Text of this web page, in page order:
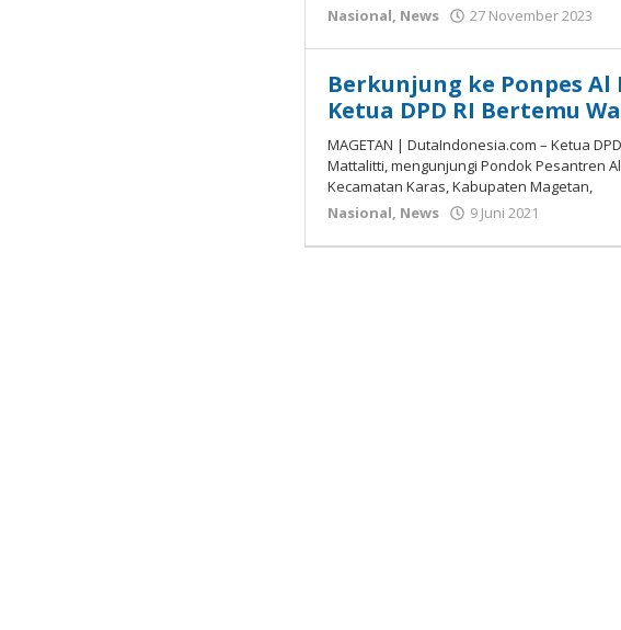
Nasional, News 27 November 2023
Berkunjung ke Ponpes
Ketua DPD RI Bertemu
MAGETAN | DutaIndonesia.com – Ketua
Mattalitti, mengunjungi Pondok Pesantren
Kecamatan Karas, Kabupaten Magetan,
Nasional, News 9 Juni 2021
Susanto